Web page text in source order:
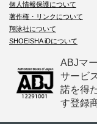
個人情報保護について
著作権・リンクについて
翔泳社について
SHOEISHA iDについて
ABJマ
サービ
諾を得
す登録